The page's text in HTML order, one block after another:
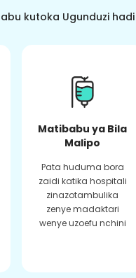
kutoka Ugunduzi
Matibabu ya Bila
Malipo
Pata huduma bora
zaidi katika hospitali
zinazotambulika
zenye madaktari
wenye uzoefu nchini